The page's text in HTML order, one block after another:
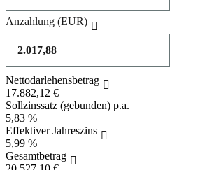
Anzahlung (EUR)
Nettodarlehensbetrag
17.882,12 €
Sollzinssatz (gebunden) p.a.
5,83 %
Effektiver Jahreszins
5,99 %
Gesamtbetrag